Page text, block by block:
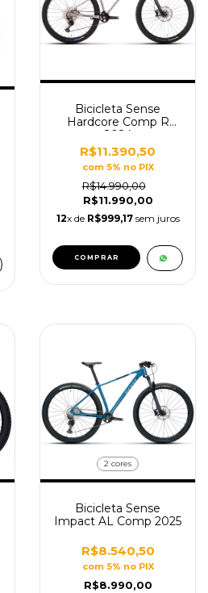
Bicicleta Sense
Hardcore Comp R
2024
R$11.390,50
com 5% no PIX
R$14.990,00
R$11.990,00
12x de R$999,17sem juros
COMPRAR
2 cores
Bicicleta Sense
Impact AL Comp 2025
R$8.540,50
com 5% no PIX
R$8.990,00